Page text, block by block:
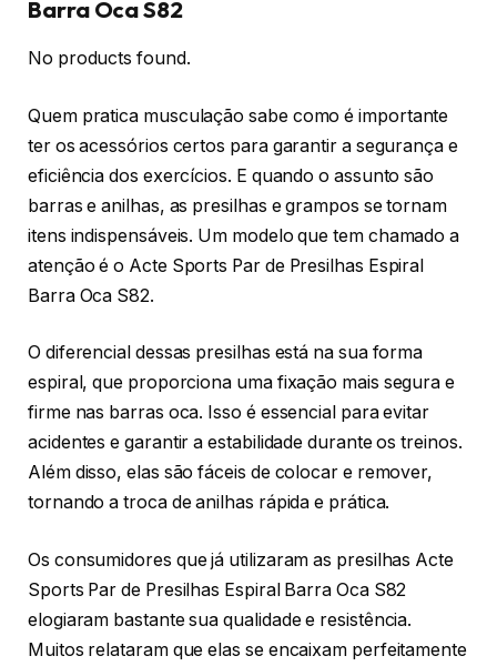
Barra Oca S82
No products found.
Quem pratica musculação sabe como é importante
ter os acessórios certos para garantir a segurança e
eficiência dos exercícios. E quando o assunto são
barras e anilhas, as presilhas e grampos se tornam
itens indispensáveis. Um modelo que tem chamado a
atenção é o Acte Sports Par de Presilhas Espiral
Barra Oca S82.
O diferencial dessas presilhas está na sua forma
espiral, que proporciona uma fixação mais segura e
firme nas barras oca. Isso é essencial para evitar
acidentes e garantir a estabilidade durante os treinos.
Além disso, elas são fáceis de colocar e remover,
tornando a troca de anilhas rápida e prática.
Os consumidores que já utilizaram as presilhas Acte
Sports Par de Presilhas Espiral Barra Oca S82
elogiaram bastante sua qualidade e resistência.
Muitos relataram que elas se encaixam perfeitamente